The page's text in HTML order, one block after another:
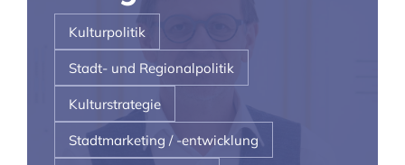
Kulturpolitik
Stadt- und Regionalpolitik
Kulturstrategie
Stadtmarketing / -entwicklung